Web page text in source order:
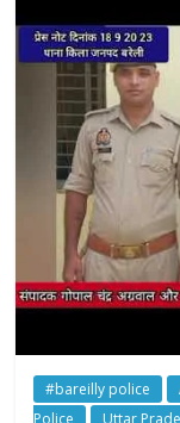
#bareilly police